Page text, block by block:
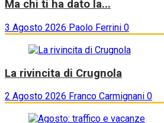
Ma chi ti ha dato la...
3 Agosto 2026 Paolo Ferrini 0
La rivincita di Crugnola
2 Agosto 2026 Franco Carmignani 0